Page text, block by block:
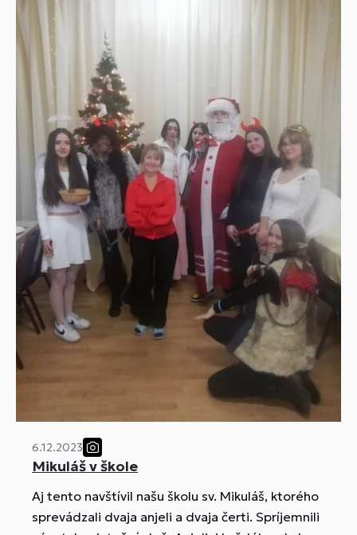
6.12.2023
Mikuláš v škole
Aj tento navštívil našu školu sv. Mikuláš, ktorého
sprevádzali dvaja anjeli a dvaja čerti. Spríjemnili